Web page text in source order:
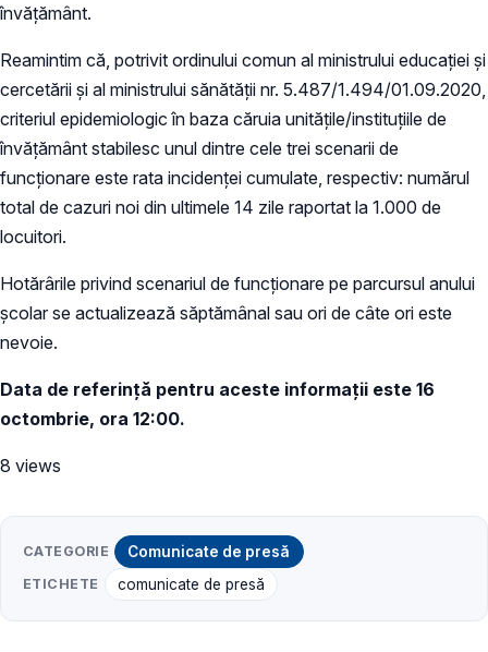
învățământ.
Reamintim că, potrivit ordinului comun al ministrului educației și
cercetării și al ministrului sănătății nr. 5.487/1.494/01.09.2020,
criteriul epidemiologic în baza căruia unitățile/instituțiile de
învățământ stabilesc unul dintre cele trei scenarii de
funcționare este rata incidenței cumulate, respectiv: numărul
total de cazuri noi din ultimele 14 zile raportat la 1.000 de
locuitori.
Hotărârile privind scenariul de funcționare pe parcursul anului
școlar se actualizează săptămânal sau ori de câte ori este
nevoie.
Data de referință pentru aceste informații este 16
octombrie, ora 12:00.
8 views
CATEGORIE Comunicate de presă
ETICHETE comunicate de presă